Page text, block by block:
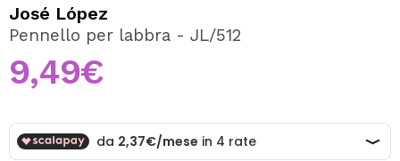
Creando un account su Maquibeauty.it potrai fare i tuoi
acquisti velocemente, controllare lo stato dei tuoi ordini e
consultare le tue operazioni precedenti.
CREARE UN ACCOUNT
José López
Pennello per labbra - JL/512
9,49€